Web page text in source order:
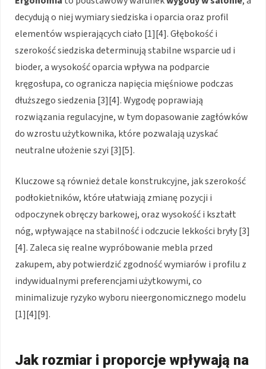
decydują o niej wymiary siedziska i oparcia oraz profil
elementów wspierających ciało [1][4]. Głębokość i
szerokość siedziska determinują stabilne wsparcie ud i
bioder, a wysokość oparcia wpływa na podparcie
kręgosłupa, co ogranicza napięcia mięśniowe podczas
dłuższego siedzenia [3][4]. Wygodę poprawiają
rozwiązania regulacyjne, w tym dopasowanie zagłówków
do wzrostu użytkownika, które pozwalają uzyskać
neutralne ułożenie szyi [3][5].
Kluczowe są również detale konstrukcyjne, jak szerokość
podłokietników, które ułatwiają zmianę pozycji i
odpoczynek obręczy barkowej, oraz wysokość i kształt
nóg, wpływające na stabilność i odczucie lekkości bryły [3]
[4]. Zaleca się realne wypróbowanie mebla przed
zakupem, aby potwierdzić zgodność wymiarów i profilu z
indywidualnymi preferencjami użytkowymi, co
minimalizuje ryzyko wyboru nieergonomicznego modelu
[1][4][9].
Jak rozmiar i proporcje wpływają na